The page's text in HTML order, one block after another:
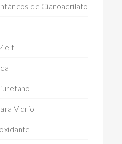
de Cianoacrilato
Vidrio